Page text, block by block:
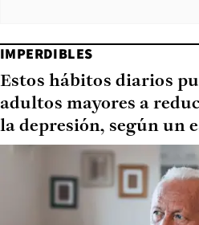
IMPERDIBLES
Estos hábitos diarios
adultos mayores a
la depresión, según un